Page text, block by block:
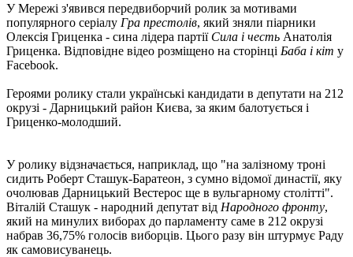
У Мережі з'явився передвиборчий ролик за мотивами
популярного серіалу Гра престолів, який зняли піарники
Олексія Гриценка - сина лідера партіїСила і честь Анатолія
Гриценка. Відповідне відео розміщено на сторінці Баба і кіт у
Facebook.
Героями ролику стали українські кандидати в депутати на 212
окрузі - Дарницький район Києва, за яким балотується і
Гриценко-молодший.
У ролику відзначається, наприклад, що "на залізному троні
сидить Роберт Сташук-Баратеон, з сумно відомої династії, яку
очолював Дарницький Вестерос ще в вульгарному столітті".
Віталій Сташук - народний депутат від Народного фронту,
який на минулих виборах до парламенту саме в 212 окрузі
набрав 36,75% голосів виборців. Цього разу він штурмує Раду
як самовисуванець.